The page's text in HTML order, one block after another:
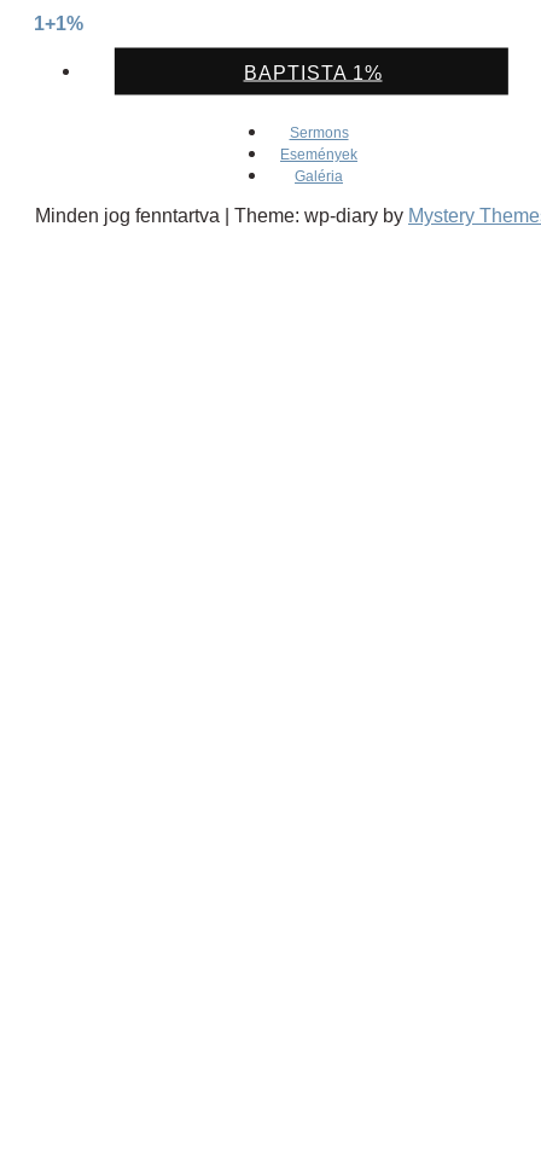
1+1%
BAPTISTA 1%
Sermons
Események
Galéria
Minden jog fenntartva Theme: wp-diary by Mystery